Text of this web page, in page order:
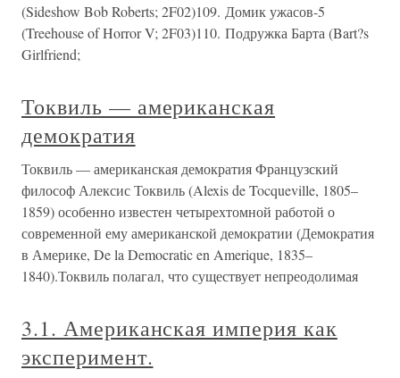
(Sideshow Bob Roberts; 2F02)109. Домик ужасов-5
(Treehouse of Horror V; 2F03)110. Подружка Барта (Bart?s
Girlfriend;
Токвиль — американская
демократия
Токвиль — американская демократия Французский
философ Алексис Токвиль (Alexis de Tocqueville, 1805–
1859) особенно известен четырехтомной работой о
современной ему американской демократии (Демократия
в Америке, De la Democratic en Amerique, 1835–
1840).Токвиль полагал, что существует непреодолимая
3.1. Американская империя как
эксперимент.